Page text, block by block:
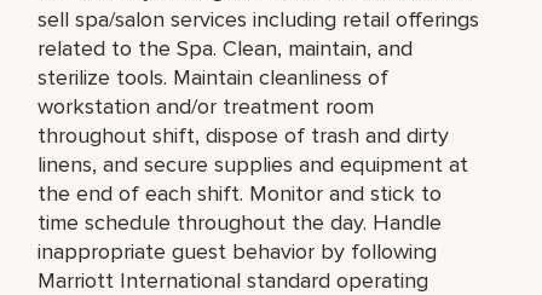
sell spa/salon services including retail offerings
related to the Spa. Clean, maintain, and
sterilize tools. Maintain cleanliness of
workstation and/or treatment room
throughout shift, dispose of trash and dirty
linens, and secure supplies and equipment at
the end of each shift. Monitor and stick to
time schedule throughout the day. Handle
inappropriate guest behavior by following
Marriott International standard operating